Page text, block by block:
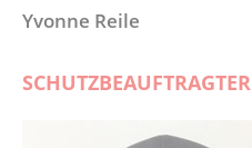
Yvonne Reile
SCHUTZBEAUFTRAGTER